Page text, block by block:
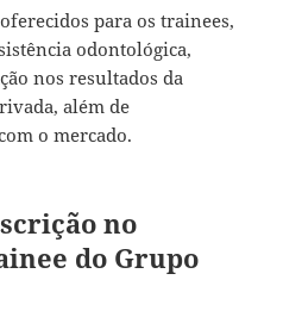
para os trainees,
odontológica,
nos resultados da
além de
o mercado.
no
do Grupo